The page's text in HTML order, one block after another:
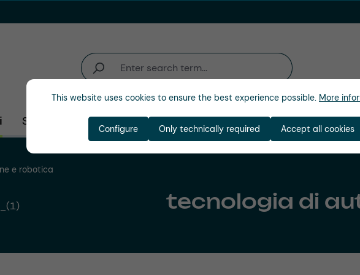
Settori Azienda
e robotica
tecnologia di
This website uses cookies to ensure the best experience possible. More
Only technically required
Configure Accept all cookies